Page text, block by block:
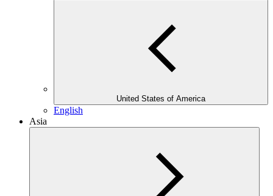
United States of America
English
Asia